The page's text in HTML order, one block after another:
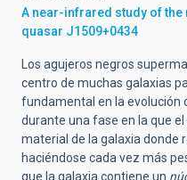
A near-infrared study of the
quasar J1509+0434
Los agujeros negros
centro de muchas galaxias
fundamental en la evolución
durante una fase en la que
material de la galaxia donde
haciéndose cada vez más
que la galaxia contiene un